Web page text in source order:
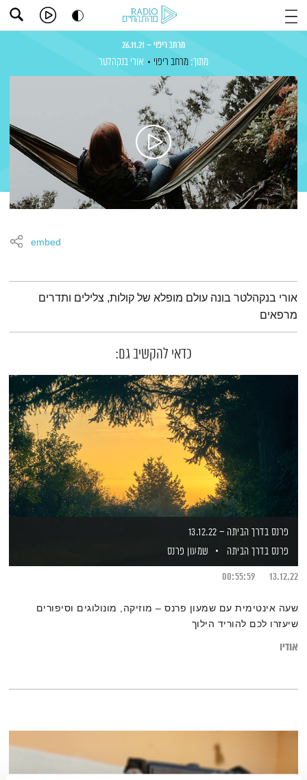
מרחב ריפוי – 26.11.21
מתוך: מרחב ריפוי אורי בנקהלטר
embed
תמצית הפודקאסט
אורי בנקהלטר בונה עולם מופלא של קולות, צלילים ותדרים
מרפאים
כדאי להקשיב גם:
פרנס בדרך הביתה – 13.12.22
פרנס בדרך הביתה
שמעון פרנס
13.12.22
00:55:59
שעה אינטימית עם שמעון פרנס – מוזיקה, מונולוגים וסיפורים
שיעזרו לכם להוריד הילוך
אודיו